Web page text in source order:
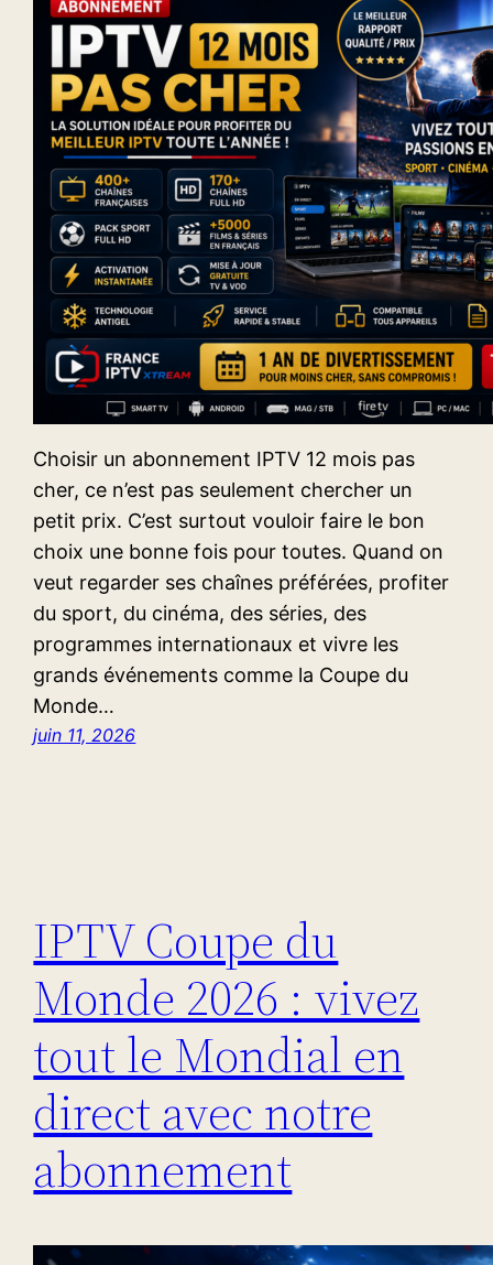
Choisir un abonnement IPTV 12 mois pas
cher, ce n’est pas seulement chercher un
petit prix. C’est surtout vouloir faire le bon
choix une bonne fois pour toutes. Quand on
veut regarder ses chaînes préférées, profiter
du sport, du cinéma, des séries, des
programmes internationaux et vivre les
grands événements comme la Coupe du
Monde…
juin 11, 2026
IPTV Coupe du
Monde 2026 : vivez
tout le Mondial en
direct avec notre
abonnement